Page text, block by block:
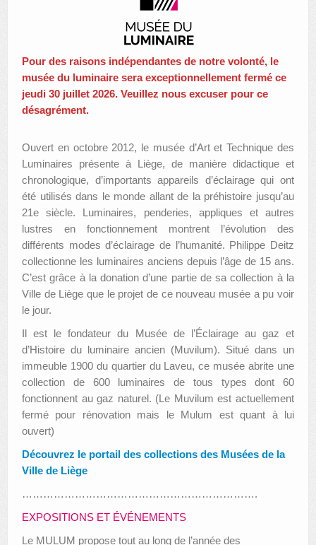
ANIMATIONS DES MUSÉES
PUBLICATIONS
LES APPELS À PROJETS
Pour des raisons indépendantes de notre volonté, le
musée du luminaire sera exceptionnellement fermé ce
jeudi 30 juillet 2026. Veuillez nous excuser pour ce
désagrément.
Ouvert en octobre 2012, le musée d’Art et Technique des
Luminaires présente à Liège, de manière didactique et
chronologique, d’importants appareils d’éclairage qui ont
été utilisés dans le monde allant de la préhistoire jusqu’au
21e siècle. Luminaires, penderies, appliques et autres
lustres en fonctionnement montrent l’évolution des
différents modes d’éclairage de l’humanité. Philippe Deitz
collectionne les luminaires anciens depuis l’âge de 15 ans.
C’est grâce à la donation d’une partie de sa collection à la
Ville de Liège que le projet de ce nouveau musée a pu voir
le jour.
Il est le fondateur du Musée de l’Éclairage au gaz et
d’Histoire du luminaire ancien (Muvilum). Situé dans un
immeuble 1900 du quartier du Laveu, ce musée abrite une
collection de 600 luminaires de tous types dont 60
fonctionnent au gaz naturel. (Le Muvilum est actuellement
fermé pour rénovation mais le Mulum est quant à lui
ouvert)
Découvrez le portail des collections des Musées de la
Ville de Liège
………………………………………………………….
EXPOSITIONS ET ÉVÉNEMENTS
Le MULUM propose tout au long de l’année des